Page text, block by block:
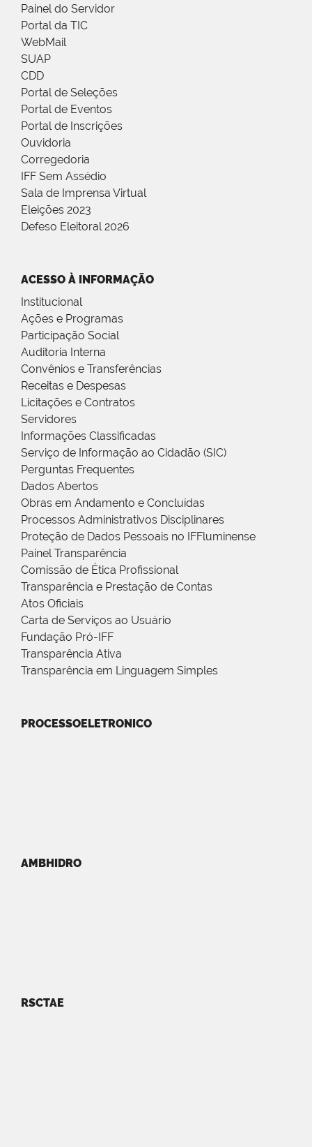
Painel do Servidor
Portal da TIC
WebMail
SUAP
CDD
Portal de Seleções
Portal de Eventos
Portal de Inscrições
Ouvidoria
Corregedoria
IFF Sem Assédio
Sala de Imprensa Virtual
Eleições 2023
Defeso Eleitoral 2026
ACESSO À INFORMAÇÃO
Institucional
Ações e Programas
Participação Social
Auditoria Interna
Convênios e Transferências
Receitas e Despesas
Licitações e Contratos
Servidores
Informações Classificadas
Serviço de Informação ao Cidadão (SIC)
Perguntas Frequentes
Dados Abertos
Obras em Andamento e Concluídas
Processos Administrativos Disciplinares
Proteção de Dados Pessoais no IFFluminense
Painel Transparência
Comissão de Ética Profissional
Transparência e Prestação de Contas
Atos Oficiais
Carta de Serviços ao Usuário
Fundação Pró-IFF
Transparência Ativa
Transparência em Linguagem Simples
PROCESSOELETRONICO
AMBHIDRO
RSCTAE